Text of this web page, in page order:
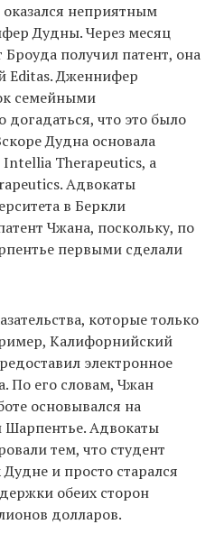
неприятным
Дудны. Через месяц
Броуда получил патент, она
Editas. Дженнифер
семейными
догадаться, что это было
Дудна основала
Therapeutics, а
Адвокаты
в Беркли
Чжана, поскольку, по
первыми сделали
которые только
Калифорнийский
электронное
По его словам, Чжан
основывался на
Шарпентье. Адвокаты
тем, что студент
и просто старался
обеих сторон
долларов.